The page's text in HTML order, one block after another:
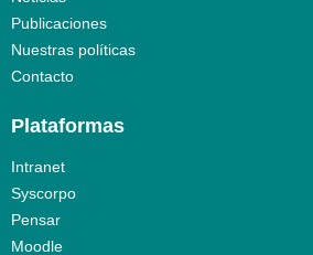
Publicaciones
Nuestras políticas
Contacto
Plataformas
Intranet
Syscorpo
Pensar
Moodle